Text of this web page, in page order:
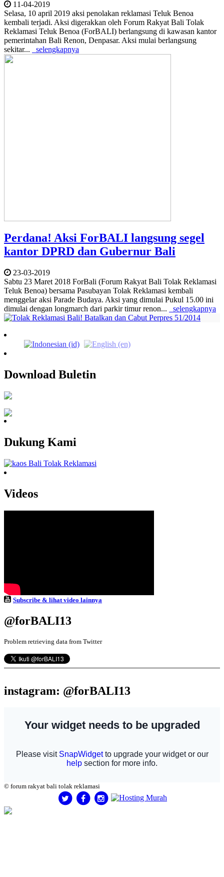
11-04-2019
Selasa, 10 april 2019 aksi penolakan reklamasi Teluk Benoa
kembali terjadi. Aksi digerakkan oleh Forum Rakyat Bali Tolak
Reklamasi Teluk Benoa (ForBALI) berlangsung di kawasan kantor
pemerintahan Bali Renon, Denpasar. Aksi mulai berlangsung
sekitar...
selengkapnya
Perdana! Aksi ForBALI langsung segel
kantor DPRD dan Gubernur Bali
23-03-2019
Sabtu 23 Maret 2018 ForBali (Forum Rakyat Bali Tolak Reklamasi
Teluk Benoa) bersama Pasubayan Tolak Reklamasi kembali
menggelar aksi Parade Budaya. Aksi yang dimulai Pukul 15.00 ini
dimulai dengan longmarch dari parkir timur renon...
selengkapnya
Download Buletin
Dukung Kami
Videos
Subscribe & lihat video lainnya
@forBALI13
Problem retrieving data from Twitter
instagram: @forBALI13
© forum rakyat bali tolak reklamasi